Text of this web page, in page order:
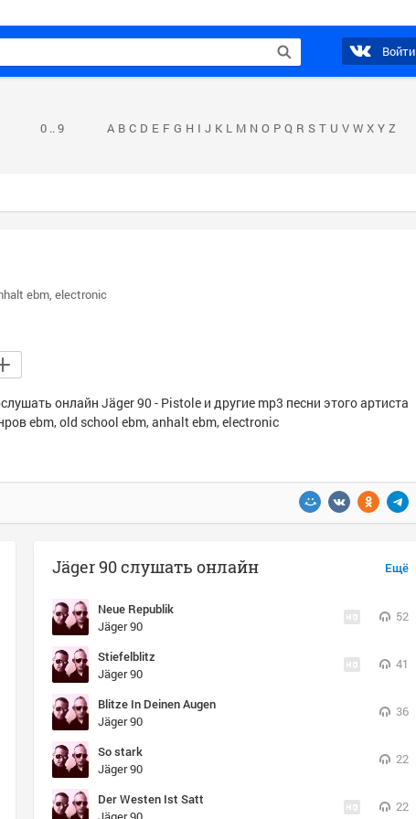
Войти
0 .. 9 A B C D E F G H I J K L M N O P Q R S T U V W X Y Z
ebm electronic
онлайн Jäger 90 - Pistole и другие mp3 песни этого артиста
ebm, old school ebm, anhalt ebm, electronic
Ещё
Jäger 90 слушать онлайн
Neue Republik
Jäger 90
52
Stiefelblitz
Jäger 90
41
Blitze In Deinen Augen
Jäger 90
36
So stark
Jäger 90
22
Der Westen Ist Satt
22